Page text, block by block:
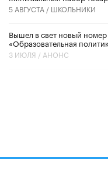
5 АВГУСТА / ШКОЛЬНИКИ
Вышел в свет новый
«Образовательная
3 ИЮЛЯ / АНОНС